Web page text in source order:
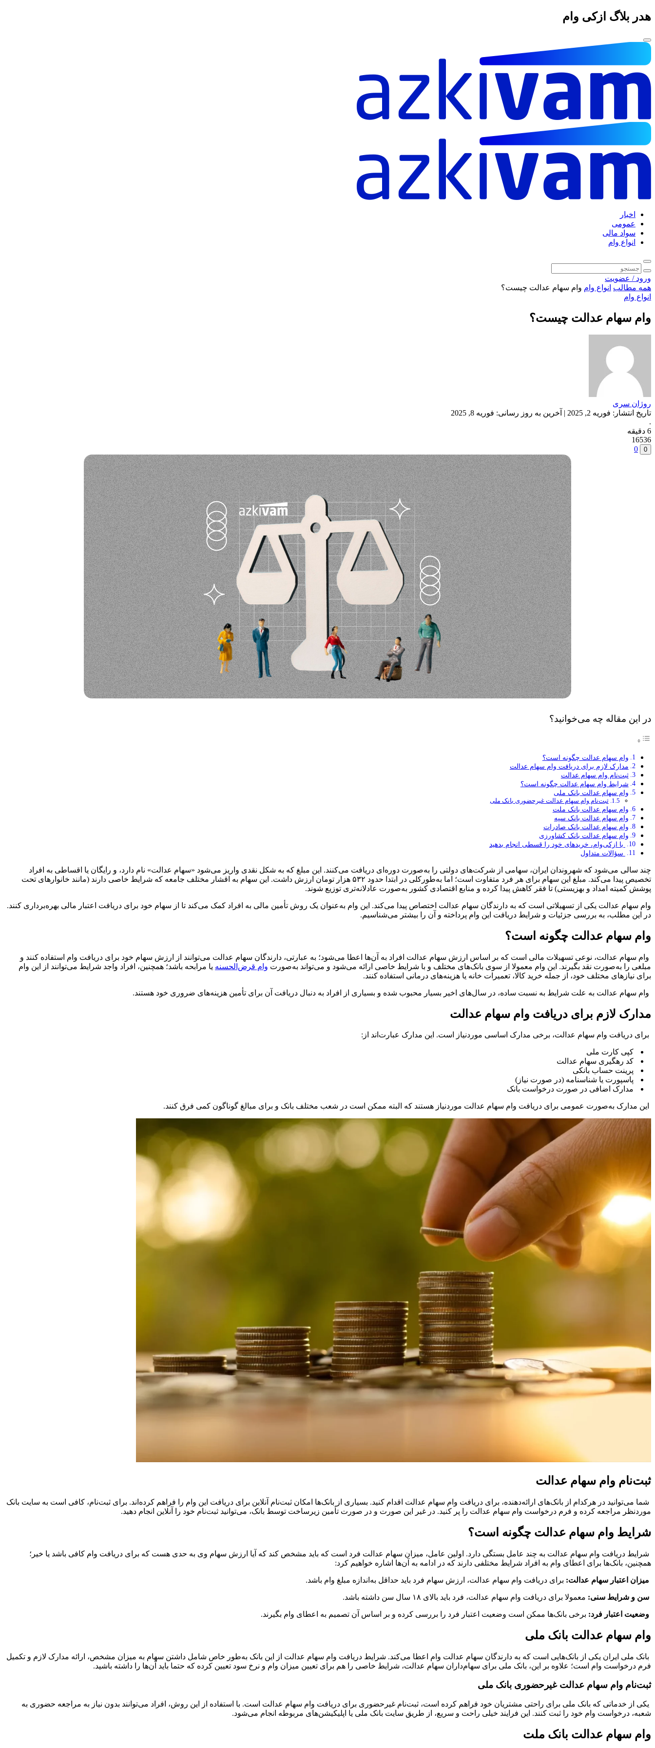
هدر بلاگ ازکی وام
اخبار
عمومی
سواد مالی
انواع وام
ورود / عضویت
همه مطالب انواع وام وام سهام عدالت چیست؟
انواع وام
وام سهام عدالت چیست؟
روژان سری
تاریخ انتشار: فوریه 2, 2025 | آخرین به روز رسانی: فوریه 8, 2025
.
6 دقیقه
16536
0
0
در این مقاله چه می‌خوانید؟
وام سهام عدالت چگونه است؟
مدارک لازم برای دریافت وام سهام عدالت
ثبت‌نام وام سهام عدالت
شرایط وام سهام عدالت چگونه است؟
وام سهام عدالت بانک ملی
ثبت‌نام وام سهام عدالت غیرحضوری بانک ملی
وام سهام عدالت بانک ملت
وام سهام عدالت بانک سپه
وام سهام عدالت بانک صادرات
وام سهام عدالت بانک کشاورزی
با ازکی‌وام، خریدهای خود را قسطی انجام بدهید
سؤالات متداول
چند سالی می‌شود که شهروندان ایران، سهامی از شرکت‌های دولتی را به‌صورت دوره‌ای دریافت می‌کنند. این مبلغ که به شکل نقدی واریز می‌شود «سهام عدالت» نام دارد، و رایگان یا اقساطی به افراد
تخصیص پیدا می‌کند. مبلغ این سهام برای هر فرد متفاوت است؛ اما به‌طورکلی در ابتدا حدود ۵۳۲ هزار تومان ارزش داشت. این سهام به اقشار مختلف جامعه که شرایط خاصی دارند (مانند خانوارهای تحت
پوشش کمیته امداد و بهزیستی) تا فقر کاهش پیدا کرده و منابع اقتصادی کشور به‌صورت عادلانه‌تری توزیع شوند.
وام سهام عدالت یکی از تسهیلاتی است که به دارندگان سهام عدالت اختصاص پیدا می‌کند. این وام به‌عنوان یک روش تأمین مالی به افراد کمک می‌کند تا از سهام خود برای دریافت اعتبار مالی بهره‌برداری کنند.
در این مطلب، به بررسی جزئیات و شرایط دریافت این وام پرداخته و آن را بیشتر می‌شناسیم.
وام سهام عدالت چگونه است؟
وام سهام عدالت، نوعی تسهیلات مالی است که بر اساس ارزش سهام عدالت افراد به آن‌ها اعطا می‌شود؛ به عبارتی، دارندگان سهام عدالت می‌توانند از ارزش سهام خود برای دریافت وام استفاده کنند و
مبلغی را به‌صورت نقد بگیرند. این وام معمولا از سوی بانک‌های مختلف و با شرایط خاصی ارائه می‌شود و می‌تواند به‌صورت وام قرض‌الحسنه یا مرابحه باشد؛ همچنین، افراد واجد شرایط می‌توانند از این وام
برای نیازهای مختلف خود، از جمله خرید کالا، تعمیرات خانه یا هزینه‌های درمانی استفاده کنند.
وام سهام عدالت به علت شرایط به نسبت ساده‌، در سال‌های اخیر بسیار محبوب شده و بسیاری از افراد به دنبال دریافت آن برای تأمین هزینه‌های ضروری خود هستند.
مدارک لازم برای دریافت وام سهام عدالت
برای دریافت وام سهام عدالت، برخی مدارک اساسی موردنیاز است. این مدارک عبارت‌اند از:
کپی کارت ملی
کد رهگیری سهام عدالت
پرینت حساب بانکی
پاسپورت یا شناسنامه (در صورت نیاز)
مدارک اضافی در صورت درخواست بانک
این مدارک به‌صورت عمومی برای دریافت وام سهام عدالت موردنیاز هستند که البته ممکن است در شعب مختلف بانک و برای مبالغ گوناگون کمی فرق کنند.
ثبت‌نام وام سهام عدالت
شما می‌توانید در هرکدام از بانک‌های ارائه‌دهنده، برای دریافت وام سهام عدالت اقدام کنید. بسیاری از بانک‌ها امکان ثبت‌نام آنلاین برای دریافت این وام را فراهم کرده‌اند. برای ثبت‌نام، کافی است به سایت بانک
موردنظر مراجعه کرده و فرم درخواست وام سهام عدالت را پر کنید. در غیر این صورت و در صورت تأمین زیرساخت توسط بانک، می‌توانید ثبت‌نام خود را آنلاین انجام دهید.
شرایط وام سهام عدالت چگونه است؟
شرایط دریافت وام سهام عدالت به چند عامل بستگی دارد. اولین عامل، میزان سهام عدالت فرد است که باید مشخص کند که آیا ارزش سهام وی به حدی هست که برای دریافت وام کافی باشد یا خیر؛
همچنین، بانک‌ها برای اعطای وام به افراد شرایط مختلفی دارند که در ادامه به آن‌ها اشاره خواهیم کرد:
میزان اعتبار سهام عدالت: برای دریافت وام سهام عدالت، ارزش سهام فرد باید حداقل به‌اندازه مبلغ وام باشد.
سن و شرایط سنی: معمولا برای دریافت وام سهام عدالت، فرد باید بالای ۱۸ سال سن داشته باشد.
وضعیت اعتبار فرد: برخی بانک‌ها ممکن است وضعیت اعتبار فرد را بررسی کرده و بر اساس آن تصمیم به اعطای وام بگیرند.
وام سهام عدالت بانک ملی
بانک ملی ایران یکی از بانک‌هایی است که به دارندگان سهام عدالت وام اعطا می‌کند. شرایط دریافت وام سهام عدالت از این بانک به‌طور خاص شامل داشتن سهام به میزان مشخص، ارائه مدارک لازم و تکمیل
فرم درخواست وام است؛ علاوه بر این، بانک ملی برای سهام‌داران سهام عدالت، شرایط خاصی را هم برای تعیین میزان وام و نرخ سود تعیین کرده که حتما باید آن‌ها را داشته باشید.
ثبت‌نام وام سهام عدالت غیرحضوری بانک ملی
یکی از خدماتی که بانک ملی برای راحتی مشتریان خود فراهم کرده است، ثبت‌نام غیرحضوری برای دریافت وام سهام عدالت است. با استفاده از این روش، افراد می‌توانند بدون نیاز به مراجعه حضوری به
شعبه، درخواست وام خود را ثبت کنند. این فرایند خیلی راحت و سریع، از طریق سایت بانک ملی یا اپلیکیشن‌های مربوطه انجام می‌شود.
وام سهام عدالت بانک ملت